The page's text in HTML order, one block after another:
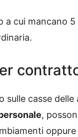
a cui mancano
casse delle
,